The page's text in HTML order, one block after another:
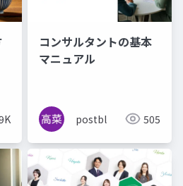
コンサルタントの基本
マニュアル
postbl 505